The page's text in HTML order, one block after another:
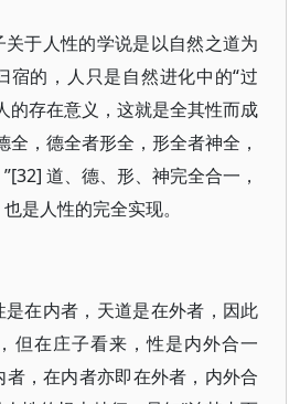
关于人性的学说是以自然之道为
宿的，人只是自然进化中的“过
的存在意义，这就是全其性而成
全，德全者形全，形全者神全，
道、德、形、神完全合一，
是人性的完全实现。
在内者，天道是在外者，因此
但在庄子看来，性是内外合一
，在内者亦即在外者，内外合